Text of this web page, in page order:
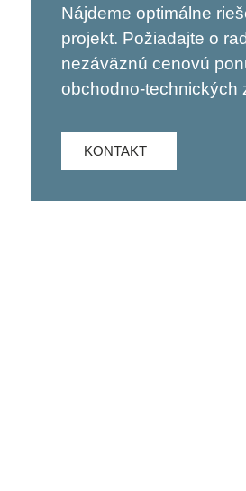
Nájdeme optimálne
projekt. Požiadajte o
nezáväznú cenovú
obchodno-technických
KONTAKT